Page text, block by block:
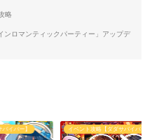
略
ンロマンティックパーティー」アップデ
イバー】 イベント攻略【ダダサバイバー】